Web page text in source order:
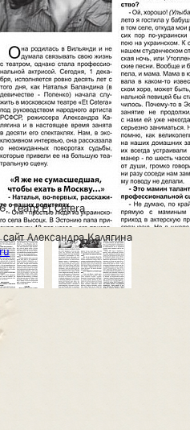
Театр Et Cetera
Александра Калягина